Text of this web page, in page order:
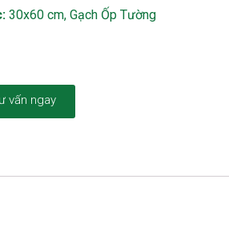
30x60 cm, Gạch Ốp Tường
vấn ngay